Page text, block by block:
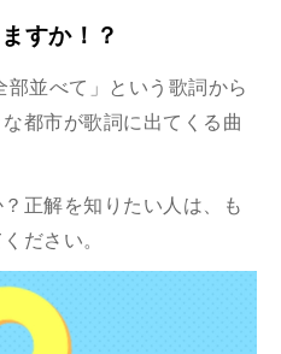
すか！？
部並べて」という歌詞から
都市が歌詞に出てくる曲
正解を知りたい人は、も
ださい。